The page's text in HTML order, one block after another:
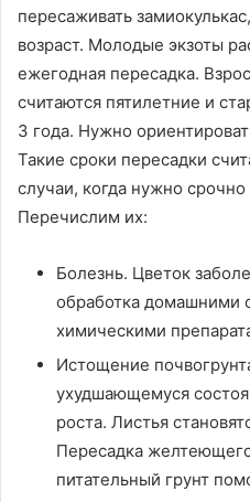
пересаживать
возраст. Молодые экзоты
ежегодная пересадка.
считаются пятилетние и
3 года. Нужно
Такие сроки пересадки
случаи, когда нужно
Перечислим их:
Болезнь. Цветок
обработка домашними
химическими
Истощение
ухудшающемуся
роста. Листья
Пересадка
питательный грунт